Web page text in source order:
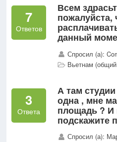
7
Ответов
Всем
данный
Спросил (а):
Вьетнам
3
Ответа
А там
одна , мне
площадь ?
подскажите
Спросил (а):